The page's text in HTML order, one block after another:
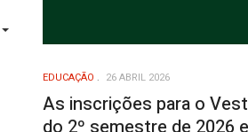
EDUCAÇÃO 26 ABRIL 2026
As inscrições para o